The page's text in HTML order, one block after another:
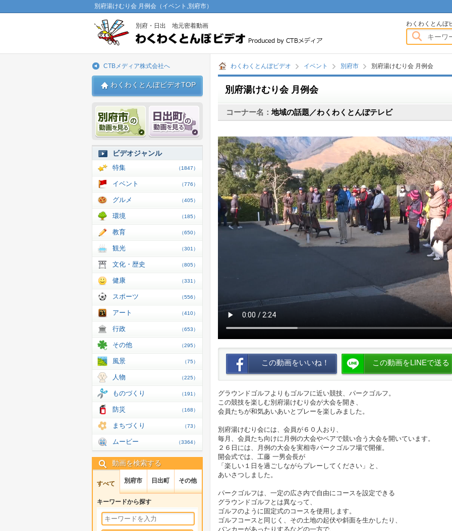
別府湯けむり会 月例会（イベント,別府市）
別府・日出 地元密着動画 わくわくとんぼビデオわくわくとんぼ
わくわくとんぼビデオ イベント 別府市 別府湯けむり会 月例会
別府湯けむり会 月例会
コーナー名：地域の話題／わくわくとんぼテレビ
この動画をいいね！ この動画をLINEで送る
グラウンドゴルフよりもゴルフに近い競技、パークゴルフ。
この競技を楽しむ別府湯けむり会が大会を開き、
会員たちが和気あいあいとプレーを楽しみました。
別府湯けむり会には、会員が６０人おり、
毎月、会員たち向けに月例の大会やペアで競い合う大会を開いています。
２６日には、月例の大会を実相寺パークゴルフ場で開催。
開会式では、工藤 一男会長が
「楽しい１日を過ごしながらプレーしてください」と、
あいさつしました。
パークゴルフは、一定の広さ内で自由にコースを設定できる
グラウンドゴルフとは異なって、
ゴルフのように固定式のコースを使用します。
ゴルフコースと同じく、その土地の起伏や斜面を生かしたり、
バンカーがあったりするなどの一方で、
CTBメディア株式会社へ
わくわくとんぼビデオTOP
別府市 動画 日出 動画
ビデオジャンル
特集 （1847）
イベント （776）
グルメ （405）
環境 （185）
教育 （650）
観光 （301）
文化・歴史 （805）
健康 （331）
スポーツ （556）
アート （410）
行政 （653）
その他 （295）
風景 （75）
人物 （225）
ものづくり （191）
防災 （168）
まちづくり （73）
ムービー （3364）
動画を検索する
すべて 別府市 日出町 その他
キーワードから探す